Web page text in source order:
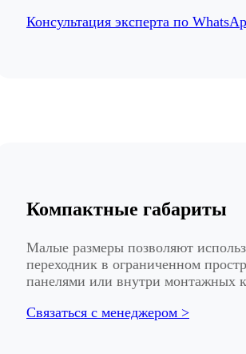
Консультация эксперта по
Компактные габариты
Малые размеры позволяют
переходник в ограниченном
панелями или внутри монтажных
Связаться с менеджером >